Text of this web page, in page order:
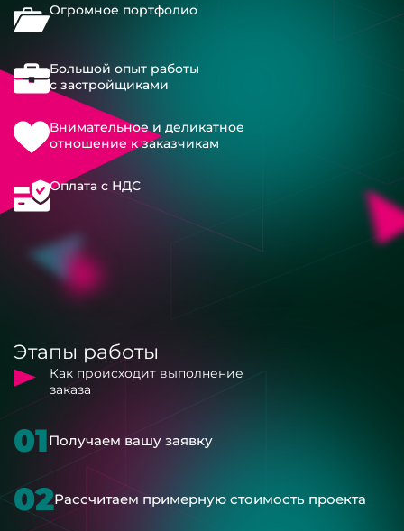
Огромное портфолио
Большой опыт работы
с застройщиками
Внимательное и деликатное
отношение к заказчикам
Оплата с НДС
Этапы работы
Как происходит выполнение
заказа
01Получаем вашу заявку
02Рассчитаем примерную стоимость проекта